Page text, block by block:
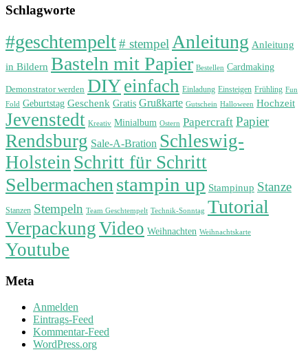
Schlagworte
#geschtempelt# stempel Anleitung Anleitung
in Bildern Basteln mit Papier Bestellen Cardmaking
Demonstrator werden DIYeinfach Einladung Einsteigen Frühling Fun
Fold Geburtstag Geschenk Gratis Grußkarte Gutschein Halloween Hochzeit
Jevenstedt Kreativ Minialbum Ostern Papercraft Papier
Rendsburg Sale-A-Bration Schleswig-
Holstein Schritt für Schritt
Selbermachen stampin up Stampinup Stanze
Stanzen Stempeln Team Geschtempelt Technik-Sonntag Tutorial
VerpackungVideo Weihnachten Weihnachtskarte
Youtube
Meta
Anmelden
Eintrags-Feed
Kommentar-Feed
WordPress.org